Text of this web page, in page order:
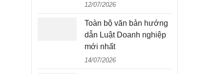
12/07/2026
Toàn bộ văn bản hướng
dẫn Luật Doanh nghiệp
mới nhất
14/07/2026